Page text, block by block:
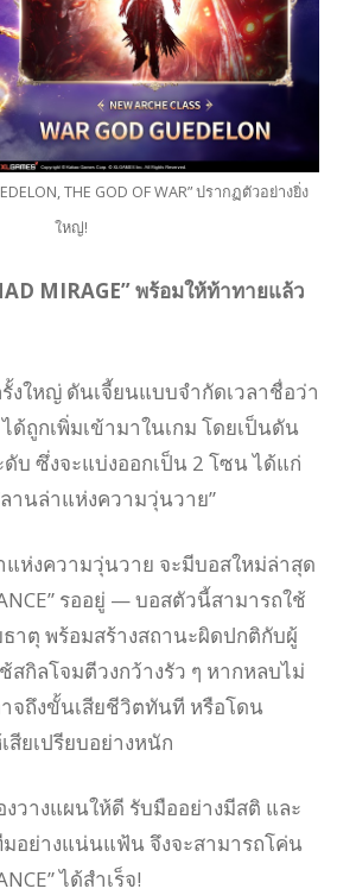
THE GOD OF WAR” ปรากฏตัวอย่างยิ่ง
ใหญ่!
MIRAGE” พร้อมให้ท้าทายแล้ว
งใหญ่ ดันเจี้ยนแบบจำกัดเวลาชื่อว่า
ได้ถูกเพิ่มเข้ามาในเกม โดยเป็นดัน
บ ซึ่งจะแบ่งออกเป็น 2 โซน ได้แก่
านล่าแห่งความวุ่นวาย”
ห่งความวุ่นวาย จะมีบอสใหม่ล่าสุด
รออยู่ — บอสตัวนี้สามารถใช้
าตุ พร้อมสร้างสถานะผิดปกติกับผู้
สกิลโจมตีวงกว้างรัว ๆ หากหลบไม่
จถึงขั้นเสียชีวิตทันที หรือโดน
สียเปรียบอย่างหนัก
งวางแผนให้ดี รับมืออย่างมีสติ และ
อย่างแน่นแฟ้น จึงจะสามารถโค่น
ได้สำเร็จ!